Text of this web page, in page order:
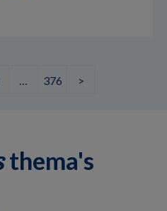
… 376 >
thema's